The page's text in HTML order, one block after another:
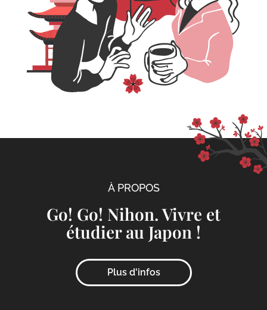
À PROPOS
Go! Go! Nihon. Vivre et
étudier au Japon !
Plus d'infos